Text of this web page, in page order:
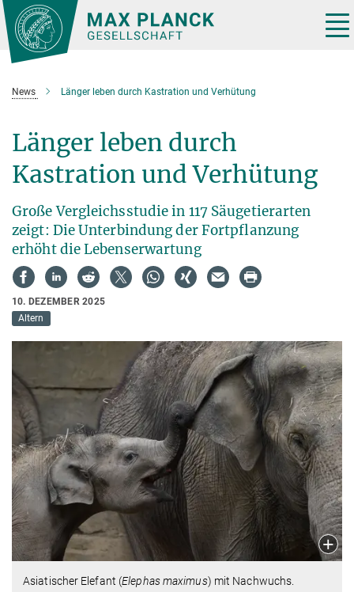
Hauptinhalt
News Länger leben durch Kastration und Verhütung
Länger leben durch
Kastration und Verhütung
Große Vergleichsstudie in 117 Säugetierarten
zeigt: Die Unterbindung der Fortpflanzung
erhöht die Lebenserwartung
10. DEZEMBER 2025
Altern
Asiatischer Elefant (Elephas maximus) mit Nachwuchs.